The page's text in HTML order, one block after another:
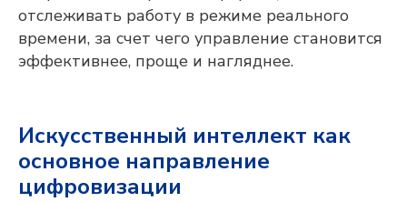
отслеживать работу в режиме реального
времени, за счет чего управление становится
эффективнее, проще и нагляднее.
Искусственный интеллект как
основное направление
цифровизации